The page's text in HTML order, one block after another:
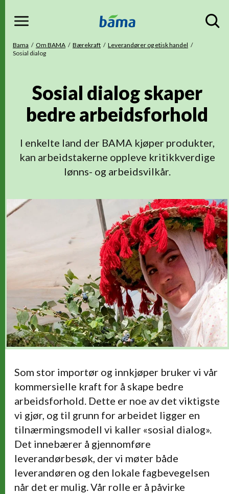
Meny
Du er her
Bama Om BAMA Bærekraft
Leverandører og etisk handel
Sosial dialog
Sosial dialog skaper
bedre arbeidsforhold
I enkelte land der BAMA kjøper produkter,
kan arbeidstakerne oppleve kritikkverdige
lønns- og arbeidsvilkår.
Som stor importør og innkjøper bruker vi vår
kommersielle kraft for å skape bedre
arbeidsforhold. Dette er noe av det viktigste
vi gjør, og til grunn for arbeidet ligger en
tilnærmingsmodell vi kaller «sosial dialog».
Det innebærer å gjennomføre
leverandørbesøk, der vi møter både
leverandøren og den lokale fagbevegelsen
når det er mulig. Vår rolle er å påvirke